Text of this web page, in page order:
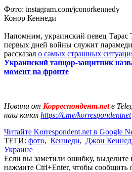
Фото: instagram.com/jconorkennedy
Конор Кеннеди
Напомним, украинский певец Тарас
первых дней войны служит
рассказал о самых страшных
Украинский танцор-защитник
момент на фронте
Новини от Корреспондент.netв
наш канал https://t.me/korrespondentnet
Читайте Korrespondent.net в Google
ТЕГИ: фото, Кеннеди, Джон
Украине
Если вы заметили ошибку, выделите
нажмите Ctrl+Enter, чтобы сообщить